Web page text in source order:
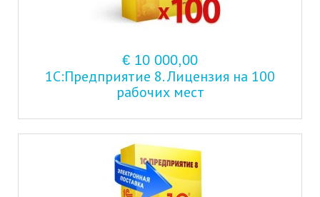
€ 10 000,00
1С:Предприятие 8. Лицензия на 100
рабочих мест